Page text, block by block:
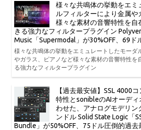
様々な共鳴体の挙動をエミ
ルフィルターにより金属
様々な素材の音響特性を自
きる強力なフィルタープラグイン
Music「Supermodal」が30%OFF、69ド
様々な共鳴体の挙動をエミュレートしたモーダ
やガラス、ピアノなど様々な素材の音響特性を
る強力なフィルタープラグイン
【過去最安値】SSL 4000
特性とsonibleのAIオーデ
わせた、アナログモデリ
ンドル Solid State Logic「
Bundle」が50%OFF、75ドル圧倒的過去